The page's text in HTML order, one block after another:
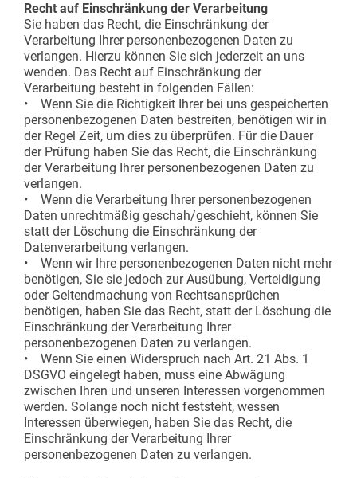
Recht auf Einschränkung der Verarbeitung
Sie haben das Recht, die Einschränkung der
Verarbeitung Ihrer personenbezogenen Daten zu
verlangen. Hierzu können Sie sich jederzeit an uns
wenden. Das Recht auf Einschränkung der
Verarbeitung besteht in folgenden Fällen:
• Wenn Sie die Richtigkeit Ihrer bei uns gespeicherten
personenbezogenen Daten bestreiten, benötigen wir in
der Regel Zeit, um dies zu überprüfen. Für die Dauer
der Prüfung haben Sie das Recht, die Einschränkung
der Verarbeitung Ihrer personenbezogenen Daten zu
verlangen.
• Wenn die Verarbeitung Ihrer personenbezogenen
Daten unrechtmäßig geschah/geschieht, können Sie
statt der Löschung die Einschränkung der
Datenverarbeitung verlangen.
• Wenn wir Ihre personenbezogenen Daten nicht mehr
benötigen, Sie sie jedoch zur Ausübung, Verteidigung
oder Geltendmachung von Rechtsansprüchen
benötigen, haben Sie das Recht, statt der Löschung die
Einschränkung der Verarbeitung Ihrer
personenbezogenen Daten zu verlangen.
• Wenn Sie einen Widerspruch nach Art. 21 Abs. 1
DSGVO eingelegt haben, muss eine Abwägung
zwischen Ihren und unseren Interessen vorgenommen
werden. Solange noch nicht feststeht, wessen
Interessen überwiegen, haben Sie das Recht, die
Einschränkung der Verarbeitung Ihrer
personenbezogenen Daten zu verlangen.